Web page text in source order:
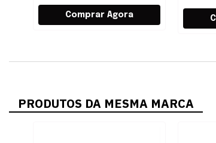
PRODUTOS DA MESMA MARCA